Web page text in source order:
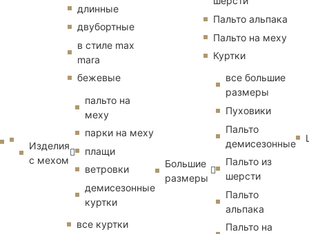
длинные
двубортные
в стиле max
mara
бежевые
Изделия
с мехом
пальто на
меху
парки на меху
плащи
ветровки
демисезонные
куртки
все куртки
Пальто альпака
Пальто на меху
Куртки
Большие
размеры
все большие
размеры
Пуховики
Пальто
демисезонные
Пальто из
шерсти
Пальто
альпака
Пальто на